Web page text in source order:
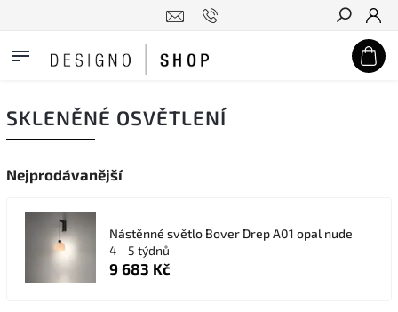
Hledat
SKLENĚNÉ OSVĚTLENÍ
Nejprodávanější
Nástěnné světlo Bover Drep A01 opal nude
4 - 5 týdnů
9 683 Kč